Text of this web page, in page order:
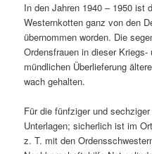
In den Jahren 1940 – 1950 ist
Westernkotten ganz von den
übernommen worden. Die
Ordensfrauen in dieser
mündlichen Überlieferung
wach gehalten.
Für die fünfziger und
Unterlagen; sicherlich ist im
z. T. mit den